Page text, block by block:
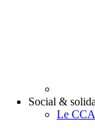
Social &
Le